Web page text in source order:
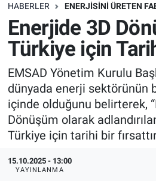
HABERLER ENERJISINI ÜRETEN
Enerjide 3D
Türkiye için
EMSAD Yönetim Kurulu
dünyada enerji sektörünün
içinde olduğunu belirterek,
Dönüşüm olarak
Türkiye için tarihi bir
15.10.2025 - 13:00
YAYINLANMA
Depolama Çözümleri
İnşaat ve Malzeme
HaberOrtak
EndüstriST
Enerjisini Üreten
Endüstri 4.0 Uygulamaları